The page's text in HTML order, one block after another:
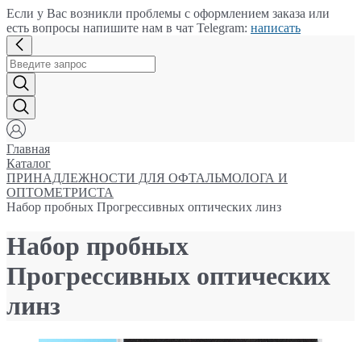
Если у Вас возникли проблемы с оформлением заказа или
есть вопросы напишите нам в чат Telegram: написать
Главная
Каталог
ПРИНАДЛЕЖНОСТИ ДЛЯ ОФТАЛЬМОЛОГА И
ОПТОМЕТРИСТА
Набор пробных Прогрессивных оптических линз
Набор пробных
Прогрессивных оптических
линз